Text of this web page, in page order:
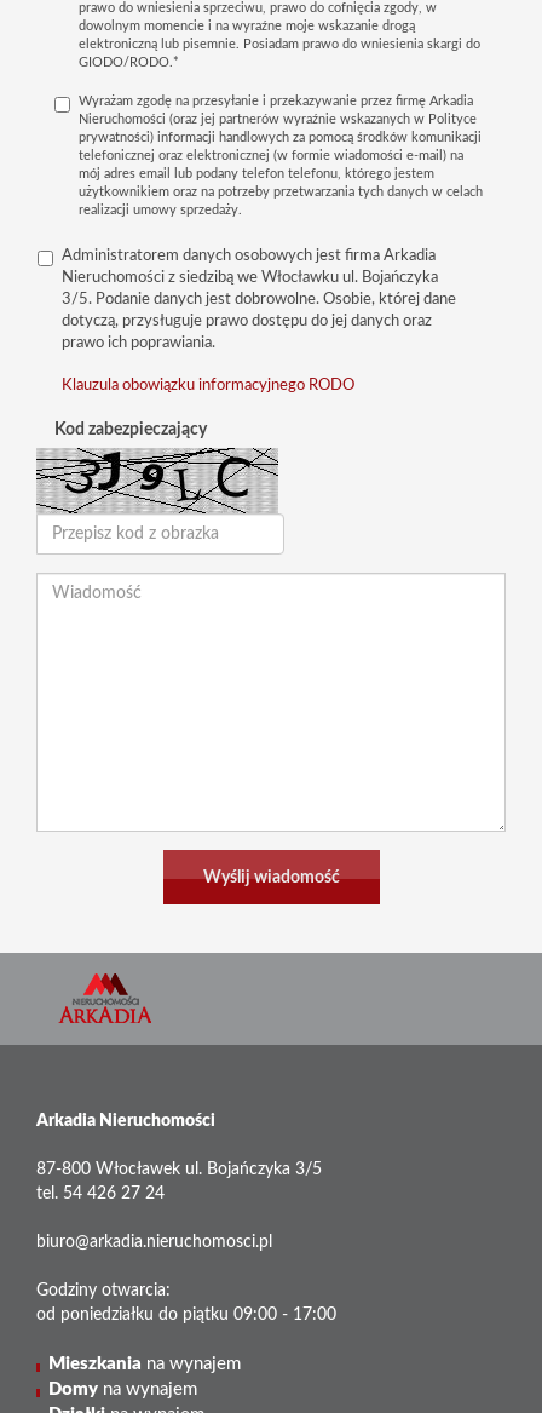
prawo do wniesienia sprzeciwu, prawo do cofnięcia zgody, w
dowolnym momencie i na wyraźne moje wskazanie drogą
elektroniczną lub pisemnie. Posiadam prawo do wniesienia skargi do
GIODO/RODO.*
Wyrażam zgodę na przesyłanie i przekazywanie przez firmę Arkadia
Nieruchomości (oraz jej partnerów wyraźnie wskazanych w Polityce
prywatności) informacji handlowych za pomocą środków komunikacji
telefonicznej oraz elektronicznej (w formie wiadomości e-mail) na
mój adres email lub podany telefon telefonu, którego jestem
użytkownikiem oraz na potrzeby przetwarzania tych danych w celach
realizacji umowy sprzedaży.
Administratorem danych osobowych jest firma Arkadia
Nieruchomości z siedzibą we Włocławku ul. Bojańczyka
3/5. Podanie danych jest dobrowolne. Osobie, której dane
dotyczą, przysługuje prawo dostępu do jej danych oraz
prawo ich poprawiania.
Klauzula obowiązku informacyjnego RODO
Kod zabezpieczający
Arkadia Nieruchomości
87-800 Włocławek ul. Bojańczyka 3/5
tel. 54 426 27 24
biuro@arkadia.nieruchomosci.pl
Godziny otwarcia:
od poniedziałku do piątku 09:00 - 17:00
Mieszkania na wynajem
Domy na wynajem